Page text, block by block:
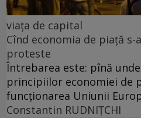
viața de capital
Cînd economia de piață
proteste
Întrebarea este: pînă
principiilor economiei de
funcționarea Uniunii
Constantin RUDNIŢCHI